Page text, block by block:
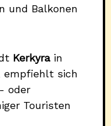
und Balkonen
Kerkyrain
empfiehlt sich
oder
Touristen